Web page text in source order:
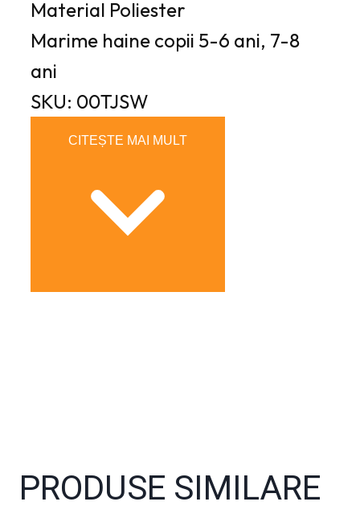
Material Poliester
Marime haine copii 5-6 ani, 7-8
ani
SKU: 00TJSW
PRODUSE SIMILARE